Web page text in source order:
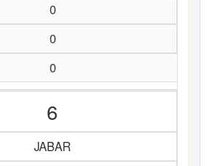
0
0
0
6
JABAR